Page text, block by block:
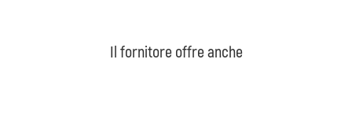
Il fornitore offre anche